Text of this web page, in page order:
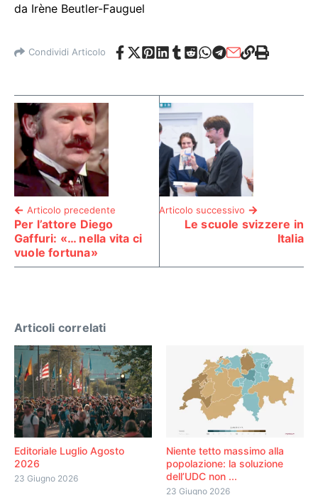
da Irène Beutler-Fauguel
Condividi Articolo
Articolo precedente
Per l’attore Diego
Gaffuri: «… nella vita ci
vuole fortuna»
Articolo successivo
Le scuole svizzere in
Italia
Articoli correlati
Editoriale Luglio Agosto
2026
23 Giugno 2026
Niente tetto massimo alla
popolazione: la soluzione
dell’UDC non ...
23 Giugno 2026